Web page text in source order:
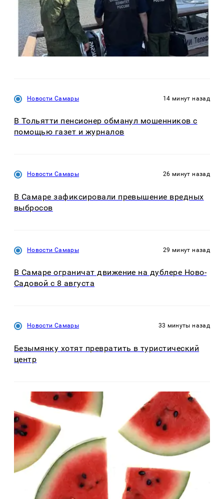
Новости Самары 14 минут назад
В Тольятти пенсионер обманул мошенников с
помощью газет и журналов
Новости Самары 26 минут назад
В Самаре зафиксировали превышение вредных
выбросов
Новости Самары 29 минут назад
В Самаре ограничат движение на дублере Ново-
Садовой с 8 августа
Новости Самары 33 минуты назад
Безымянку хотят превратить в туристический
центр